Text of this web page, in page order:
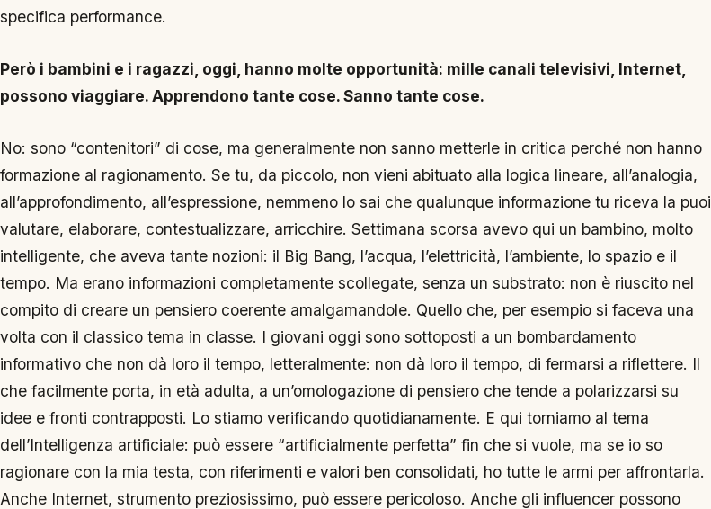
specifica performance.
Però i bambini e i ragazzi, oggi, hanno molte opportunità: mille canali televisivi, Internet,
possono viaggiare. Apprendono tante cose. Sanno tante cose.
No: sono “contenitori” di cose, ma generalmente non sanno metterle in critica perché non hanno
formazione al ragionamento. Se tu, da piccolo, non vieni abituato alla logica lineare, all’analogia,
all’approfondimento, all’espressione, nemmeno lo sai che qualunque informazione tu riceva la puoi
valutare, elaborare, contestualizzare, arricchire. Settimana scorsa avevo qui un bambino, molto
intelligente, che aveva tante nozioni: il Big Bang, l’acqua, l’elettricità, l’ambiente, lo spazio e il
tempo. Ma erano informazioni completamente scollegate, senza un substrato: non è riuscito nel
compito di creare un pensiero coerente amalgamandole. Quello che, per esempio si faceva una
volta con il classico tema in classe. I giovani oggi sono sottoposti a un bombardamento
informativo che non dà loro il tempo, letteralmente: non dà loro il tempo, di fermarsi a riflettere. Il
che facilmente porta, in età adulta, a un’omologazione di pensiero che tende a polarizzarsi su
idee e fronti contrapposti. Lo stiamo verificando quotidianamente. E qui torniamo al tema
dell’Intelligenza artificiale: può essere “artificialmente perfetta” fin che si vuole, ma se io so
ragionare con la mia testa, con riferimenti e valori ben consolidati, ho tutte le armi per affrontarla.
Anche Internet, strumento preziosissimo, può essere pericoloso. Anche gli influencer possono